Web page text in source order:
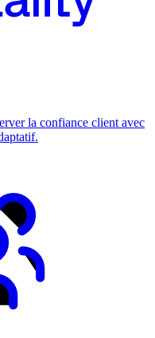
la confiance client avec